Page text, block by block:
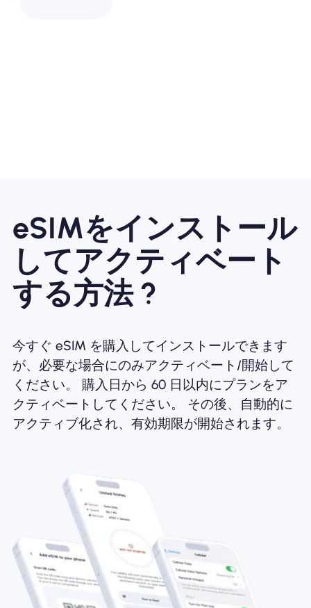
eSIMをインストール
してアクティベート
する方法 ?
今すぐ eSIM を購入してインストールできます
が、必要な場合にのみアクティベート/開始して
ください。 購入日から 60 日以内にプランをア
クティベートしてください。 その後、自動的に
アクティブ化され、有効期限が開始されます。